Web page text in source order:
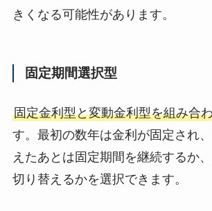
きくなる可能性があります。
固定期間選択型
固定金利型と変動金利型を組み合
す。最初の数年は金利が固定され
えたあとは固定期間を継続するか
切り替えるかを選択できます。